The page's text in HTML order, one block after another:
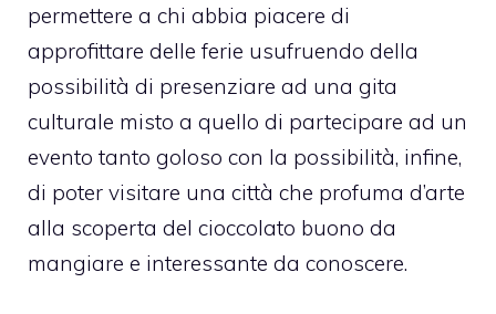
permettere a chi abbia piacere di
approfittare delle ferie usufruendo della
possibilità di presenziare ad una gita
culturale misto a quello di partecipare ad un
evento tanto goloso con la possibilità, infine,
di poter visitare una città che profuma d’arte
alla scoperta del cioccolato buono da
mangiare e interessante da conoscere.